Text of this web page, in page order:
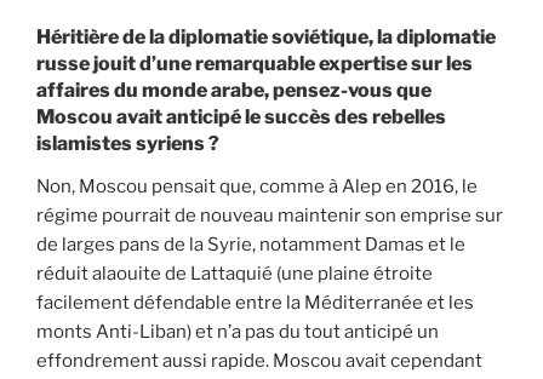
Héritière de la diplomatie soviétique, la diplomatie
russe jouit d’une remarquable expertise sur les
affaires du monde arabe, pensez-vous que
Moscou avait anticipé le succès des rebelles
islamistes syriens ?
Non, Moscou pensait que, comme à Alep en 2016, le
régime pourrait de nouveau maintenir son emprise sur
de larges pans de la Syrie, notamment Damas et le
réduit alaouite de Lattaquié (une plaine étroite
facilement défendable entre la Méditerranée et les
monts Anti-Liban) et n’a pas du tout anticipé un
effondrement aussi rapide. Moscou avait cependant